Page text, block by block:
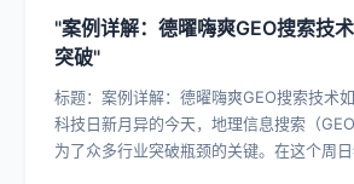
"案例详解：德曜嗨爽GEO搜索技
突破"
标题：案例详解：德曜嗨爽GEO搜索技术如
科技日新月异的今天，地理信息搜索（
为了众多行业突破瓶颈的关键。在这个周